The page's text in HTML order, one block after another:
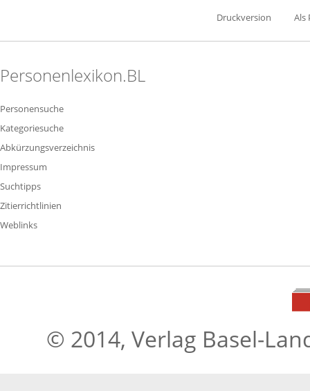
Druckversion Als
Personenlexikon.BL
Personensuche
Kategoriesuche
Abkürzungsverzeichnis
Impressum
Suchtipps
Zitierrichtlinien
Weblinks
© 2014, Verlag Basel-